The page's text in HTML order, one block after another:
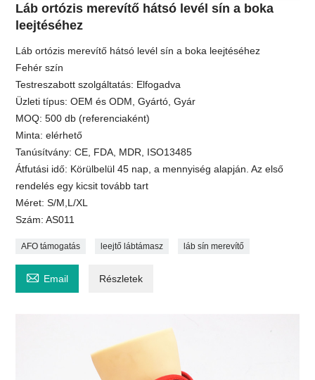
Láb ortózis merevítő hátsó levél sín a boka
leejtéséhez
Láb ortózis merevítő hátsó levél sín a boka leejtéséhez
Fehér szín
Testreszabott szolgáltatás: Elfogadva
Üzleti típus: OEM és ODM, Gyártó, Gyár
MOQ: 500 db (referenciaként)
Minta: elérhető
Tanúsítvány: CE, FDA, MDR, ISO13485
Átfutási idő: Körülbelül 45 nap, a mennyiség alapján. Az első
rendelés egy kicsit tovább tart
Méret: S/M,L/XL
Szám: AS011
AFO támogatás leejtő lábtámasz láb sín merevítő
 Email Részletek